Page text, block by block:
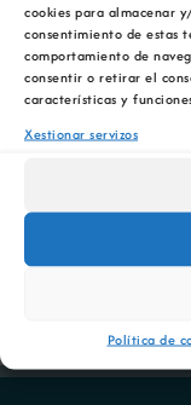
cookies para almacenar
consentimiento de estas
comportamiento de
consentir o retirar el
características y
Xestionar servizos
Política de
Novas
A
dous